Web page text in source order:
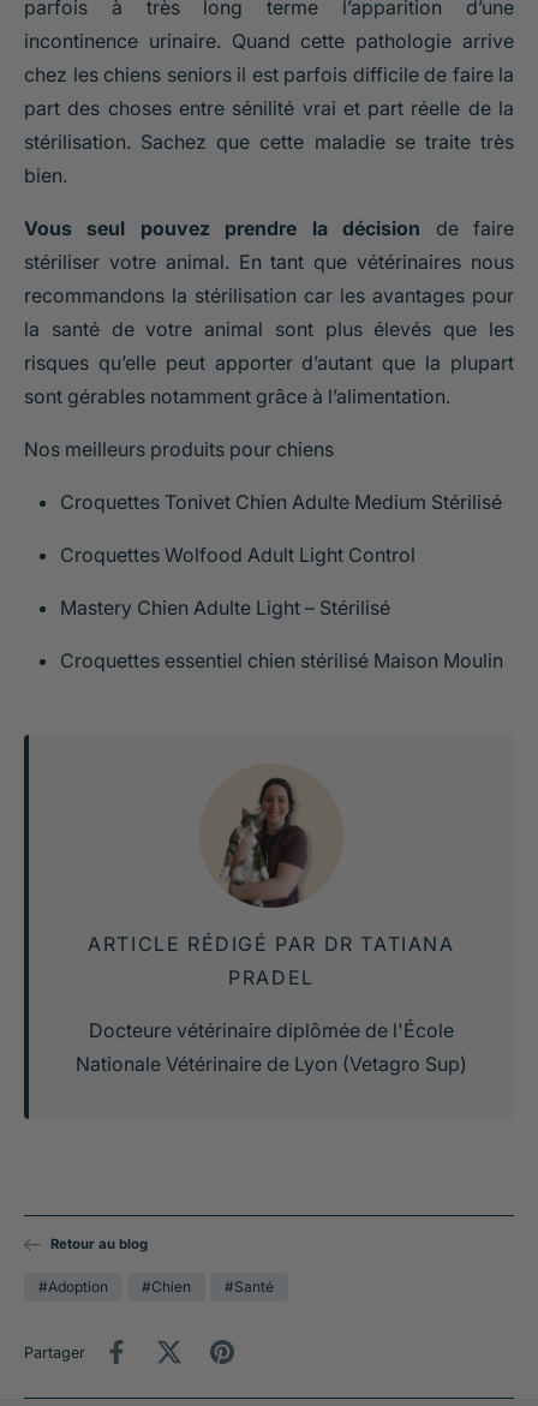
parfois à très long terme l’apparition d’une
incontinence urinaire. Quand cette pathologie arrive
chez les chiens seniors il est parfois difficile de faire la
part des choses entre sénilité vrai et part réelle de la
stérilisation. Sachez que cette maladie se traite très
bien.
Vous seul pouvez prendre la décision de faire
stériliser votre animal. En tant que vétérinaires nous
recommandons la stérilisation car les avantages pour
la santé de votre animal sont plus élevés que les
risques qu’elle peut apporter d’autant que la plupart
sont gérables notamment grâce à l’alimentation.
Nos meilleurs produits pour chiens
Croquettes Tonivet Chien Adulte Medium Stérilisé
Croquettes Wolfood Adult Light Control
Mastery Chien Adulte Light – Stérilisé
Croquettes essentiel chien stérilisé Maison Moulin
ARTICLE RÉDIGÉ PAR DR TATIANA
PRADEL
Docteure vétérinaire diplômée de l'École
Nationale Vétérinaire de Lyon (Vetagro Sup)
Retour au blog
#Adoption #Chien #Santé
Partager